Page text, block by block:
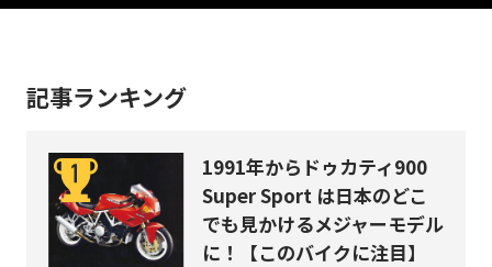
記事ランキング
1991年からドゥカティ900
Super Sport は日本のどこ
でも見かけるメジャーモデル
に！【このバイクに注目】